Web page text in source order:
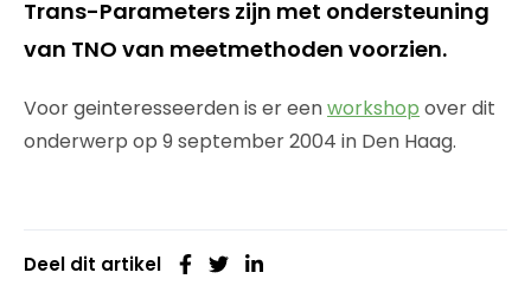
Trans-Parameters zijn met ondersteuning
van TNO van meetmethoden voorzien.
Voor geinteresseerden is er eenworkshop over dit
onderwerp op 9 september 2004 in Den Haag.
Deel dit artikel